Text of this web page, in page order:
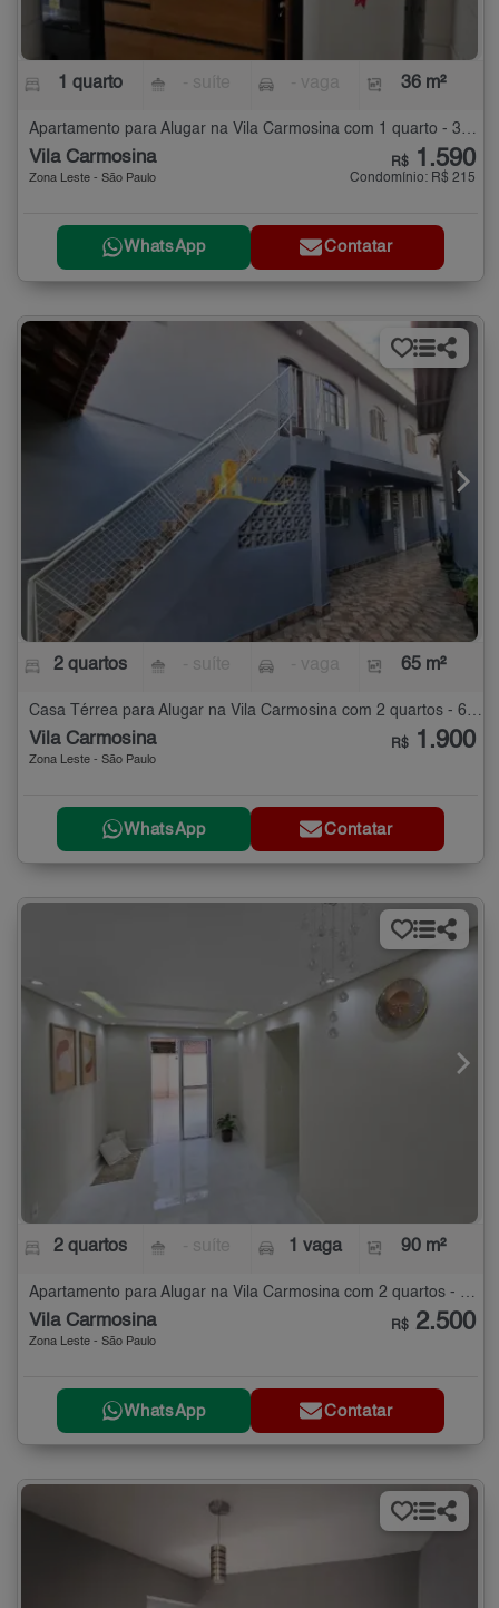
1 quarto 36 m²
Vila Carmosina
Zona Leste - São Paulo
R$ 1.590
Condomínio: R$ 215
WhatsApp Contatar
2 quartos 65 m²
Casa Térrea para Alugar na Vila Carmosina com 2 quartos - 65 m²
Vila Carmosina
Zona Leste - São Paulo
R$ 1.900
WhatsApp Contatar
2 quartos 1 vaga 90 m²
Apartamento para Alugar na Vila Carmosina com 2 quartos - 90 m²
Vila Carmosina
Zona Leste - São Paulo
R$ 2.500
WhatsApp Contatar